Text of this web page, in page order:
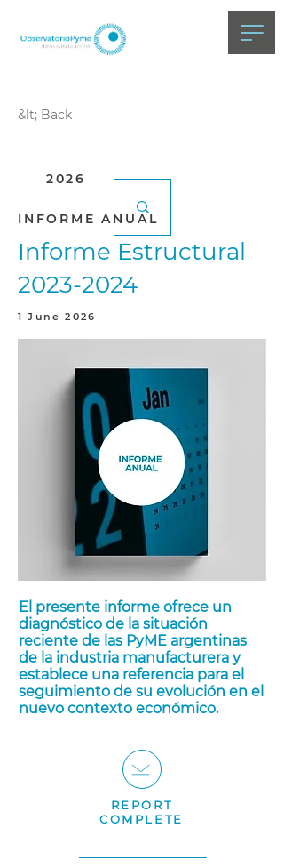
&lt; Back
2026
INFORME ANUAL
Informe Estructural
2023-2024
1 June 2026
El presente informe ofrece un
diagnóstico de la situación
reciente de las PyME argentinas
de la industria manufacturera y
establece una referencia para el
seguimiento de su evolución en el
nuevo contexto económico.
REPORT
COMPLETE